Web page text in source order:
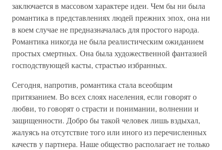
заключается в массовом характере идеи. Чем бы ни была
романтика в представлениях людей прежних эпох, она ни
в коем случае не предназначалась для простого народа.
Романтика никогда не была реалистическим ожиданием
простых смертных. Она была художественной фантазией
господствующей касты, страстью избранных.
Сегодня, напротив, романтика стала всеобщим
притязанием. Во всех слоях населения, если говорят о
любви, то говорят о страсти и понимании, волнении и
защищенности. Добро бы такой человек лишь вздыхал,
жалуясь на отсутствие того или иного из перечисленных
качеств у партнера. Наше общество располагает не только